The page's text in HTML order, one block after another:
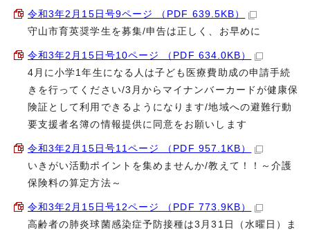
令和3年2月15日号9ページ （PDF 639.5KB）
守山市育英奨学生を募集/申告は正しく、お早めに
令和3年2月15日号10ページ （PDF 634.0KB）
4月に小学1年生になる人は子ども医療費助成の申請手続
きを行ってください/3月からマイナンバーカードが健康保
険証として利用できるようになります/地域への避難行動
要支援者名簿の情報提供に同意をお願いします
令和3年2月15日号11ページ （PDF 957.1KB）
いきがい活動ポイントを集めませんか/教えて！！～介護
保険料の算定方法～
令和3年2月15日号12ページ （PDF 773.9KB）
高齢者の肺炎球菌感染症予防接種は3月31日（水曜日）ま